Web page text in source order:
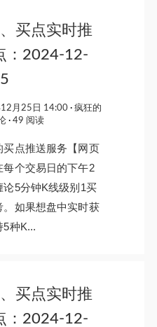
买点实时推
：2024-12-
月25日 14:00
疯狂的
49 阅读
点推送服务【网页
每个交易日的下午2
论5分钟K线级别1买
。如果想盘中实时获
5种K...
买点实时推
：2024-12-